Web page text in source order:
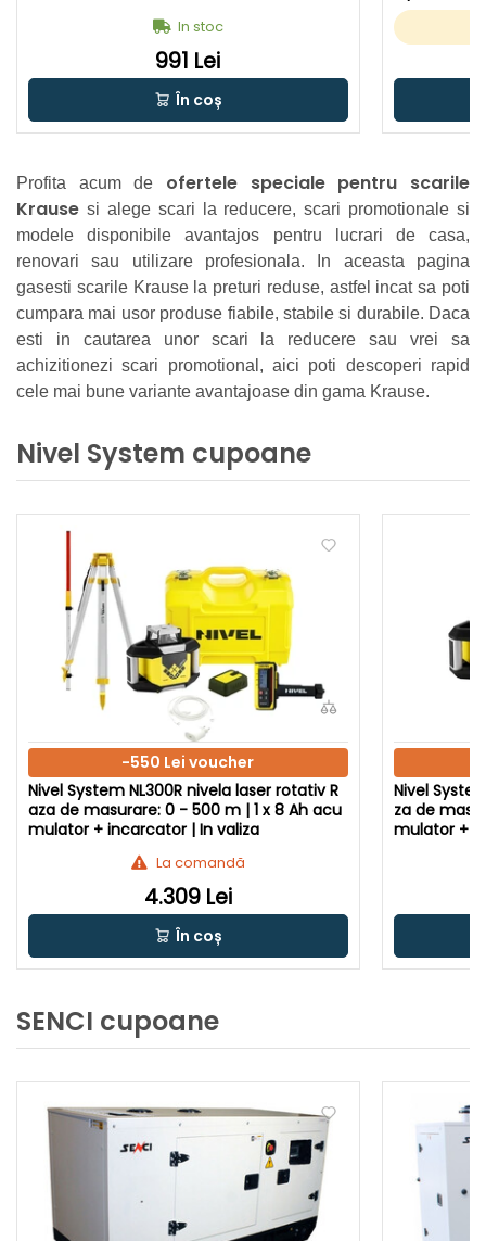
In stoc
991 Lei
În coș
ulator +
ginal
Profita acum de ofertele speciale pentru scarile
Krause si alege scari la reducere, scari promotionale si
modele disponibile avantajos pentru lucrari de casa,
renovari sau utilizare profesionala. In aceasta pagina
gasesti scarile Krause la preturi reduse, astfel incat sa poti
cumpara mai usor produse fiabile, stabile si durabile. Daca
esti in cautarea unor scari la reducere sau vrei sa
achizitionezi scari promotional, aici poti descoperi rapid
cele mai bune variante avantajoase din gama Krause.
Nivel System cupoane
-550 Lei voucher
Nivel System NL300R nivela laser rotativ R
aza de masurare: 0 - 500 m | 1 x 8 Ah acu
mulator + incarcator | In valiza
La comandă
4.309 Lei
În coș
Nivel
za de
mulator +
SENCI cupoane